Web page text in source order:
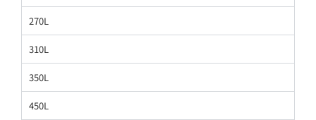
270L
310L
350L
450L